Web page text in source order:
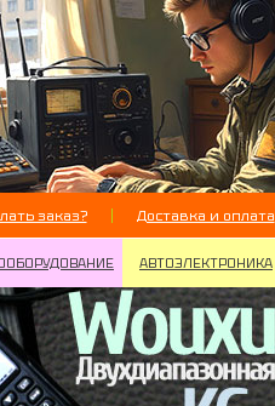
заказ? Доставка и оплата
АВТОЭЛЕКТРОНИКА